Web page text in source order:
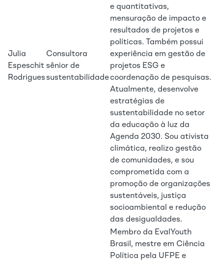
Julia
Espeschit
Rodrigues
Consultora
sênior de
sustentabilidade
e quantitativas,
mensuração de impacto e
resultados de projetos e
políticas. Também possui
experiência em gestão de
projetos ESG e
coordenação de pesquisas.
Atualmente, desenvolve
estratégias de
sustentabilidade no setor
da educação à luz da
Agenda 2030. Sou ativista
climática, realizo gestão
de comunidades, e sou
comprometida com a
promoção de organizações
sustentáveis, justiça
socioambiental e redução
das desigualdades.
Membro da EvalYouth
Brasil, mestre em Ciência
Política pela UFPE e